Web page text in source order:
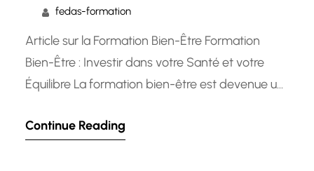
fedas-formation
Article sur la Formation Bien-Être Formation
Bien-Être : Investir dans votre Santé et votre
Équilibre La formation bien-être est devenue un
personnes cherchant à améliorer leur qualité de
Continue Reading